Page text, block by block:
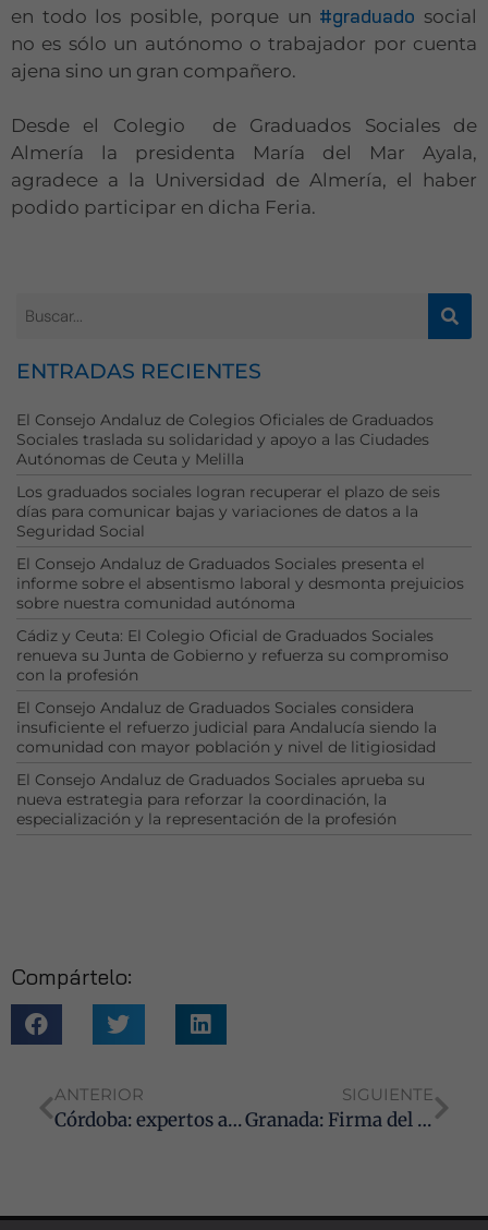
en todo los posible, porque un #graduado social
no es sólo un autónomo o trabajador por cuenta
ajena sino un gran compañero.
Desde el Colegio de Graduados Sociales de
Almería la presidenta María del Mar Ayala,
agradece a la Universidad de Almería, el haber
podido participar en dicha Feria.
ENTRADAS RECIENTES
El Consejo Andaluz de Colegios Oficiales de Graduados
Sociales traslada su solidaridad y apoyo a las Ciudades
Autónomas de Ceuta y Melilla
Los graduados sociales logran recuperar el plazo de seis
días para comunicar bajas y variaciones de datos a la
Seguridad Social
El Consejo Andaluz de Graduados Sociales presenta el
informe sobre el absentismo laboral y desmonta prejuicios
sobre nuestra comunidad autónoma
Cádiz y Ceuta: El Colegio Oficial de Graduados Sociales
renueva su Junta de Gobierno y refuerza su compromiso
con la profesión
El Consejo Andaluz de Graduados Sociales considera
insuficiente el refuerzo judicial para Andalucía siendo la
comunidad con mayor población y nivel de litigiosidad
El Consejo Andaluz de Graduados Sociales aprueba su
nueva estrategia para reforzar la coordinación, la
especialización y la representación de la profesión
Compártelo:
ANTERIOR
Córdoba: expertos abogan por bolsas únicas y comunes de empleo para mitigar el 30% de temporalidad en el sector público
SIGUIENTE
Granada: Firma del protocolo de actuación para la presentación de expedientes de Extranjería por el Colegio de Graduados Sociales
Necesarias
Estas
cookies no
son
opcionales.
para que
funcione la
Estadísticas
Experiencia
Para que
nuestra web
visita. Si